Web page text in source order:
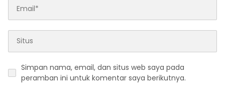
Simpan nama, email, dan situs web saya pada
peramban ini untuk komentar saya berikutnya.